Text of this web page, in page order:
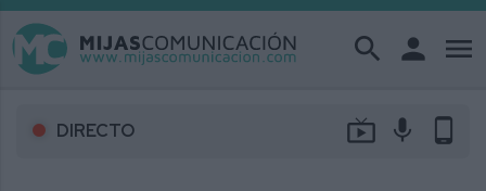
search person menu
DIRECTO live_tv mic phone_android